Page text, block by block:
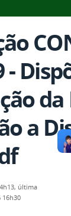
-
da
a
última
16h30